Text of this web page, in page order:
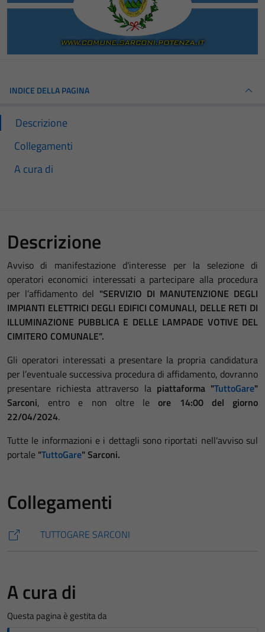
INDICE DELLA PAGINA
Descrizione
Collegamenti
A cura di
Descrizione
Avviso di manifestazione d'interesse per la selezione di
operatori economici interessati a partecipare alla procedura
per l’affidamento del "SERVIZIO DI MANUTENZIONE DEGLI
IMPIANTI ELETTRICI DEGLI EDIFICI COMUNALI, DELLE RETI DI
ILLUMINAZIONE PUBBLICA E DELLE LAMPADE VOTIVE DEL
CIMITERO COMUNALE”.
Gli operatori interessati a presentare la propria candidatura
per l’eventuale successiva procedura di affidamento, dovranno
presentare richiesta attraverso la piattaforma "TuttoGare"
Sarconi, entro e non oltre leore 14:00 del giorno
22/04/2024.
Tutte le informazioni e i dettagli sono riportati nell'avviso sul
portale "TuttoGare" Sarconi.
Collegamenti
TUTTOGARE SARCONI
A cura di
Questa pagina è gestita da